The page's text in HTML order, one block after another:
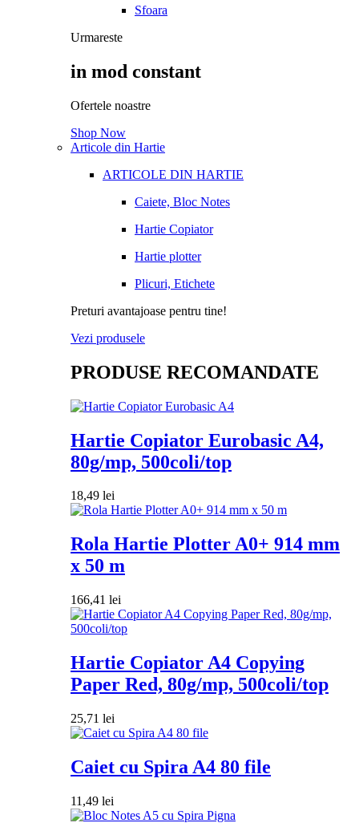
Sfoara
Urmareste
in mod constant
Ofertele noastre
Shop Now
Articole din Hartie
ARTICOLE DIN HARTIE
Caiete, Bloc Notes
Hartie Copiator
Hartie plotter
Plicuri, Etichete
Preturi avantajoase pentru tine!
Vezi produsele
PRODUSE RECOMANDATE
Hartie Copiator Eurobasic A4,
80g/mp, 500coli/top
18,49 lei
Rola Hartie Plotter A0+ 914 mm
x 50 m
166,41 lei
Hartie Copiator A4 Copying
Paper Red, 80g/mp, 500coli/top
25,71 lei
Caiet cu Spira A4 80 file
11,49 lei